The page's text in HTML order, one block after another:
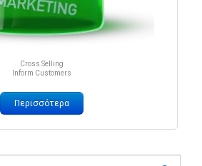
Cross Selling
Inform Customers
Περισσότερα